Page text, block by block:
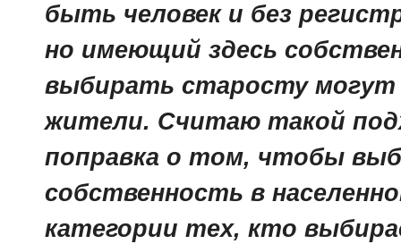
быть человек и без
но имеющий здесь
выбирать старосту могут
жители. Считаю такой
поправка о том, чтобы
собственность в
категории тех, кто